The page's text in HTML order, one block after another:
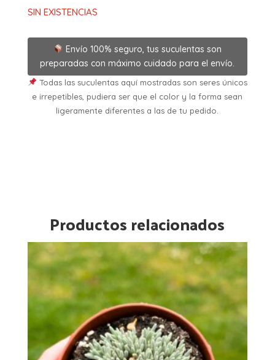
SIN EXISTENCIAS
Envío 100% seguro, tus suculentas son
preparadas con máximo cuidado para el envío.
Todas las suculentas aquí mostradas son seres únicos
e irrepetibles, pudiera ser que el color y la forma sean
ligeramente diferentes a las de tu pedido.
Productos relacionados